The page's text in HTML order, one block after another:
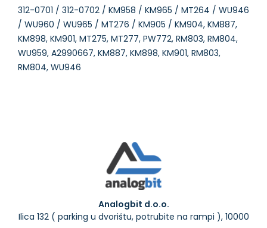
312-0701 / 312-0702 / KM958 / KM965 / MT264 / WU946
/ WU960 / WU965 / MT276 / KM905 / KM904, KM887,
KM898, KM901, MT275, MT277, PW772, RM803, RM804,
WU959, A2990667, KM887, KM898, KM901, RM803,
Analogbit d.o.o.
Ilica 132 ( parking u dvorištu, potrubite na rampi ), 10000